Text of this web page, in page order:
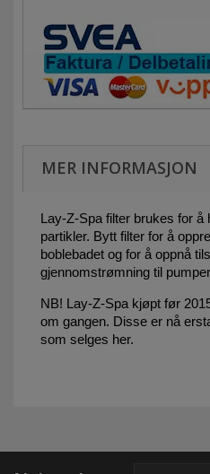
MER INFORMASJON
Lay-Z-Spa filter brukes for å
partikler. Bytt filter for å
boblebadet og for å oppnå
gjennomstrømning til
NB! Lay-Z-Spa kjøpt før
om gangen. Disse er nå
som selges her.